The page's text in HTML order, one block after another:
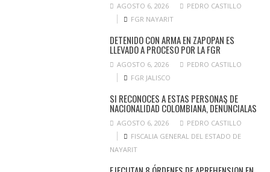
AGOSTO 6, 2026
PEDRO CASTILLO
FGR NAYARIT
DETENIDO CON ARMA EN ZAPOPAN ES
LLEVADO A PROCESO POR LA FGR
AGOSTO 6, 2026
PEDRO CASTILLO
FGR JALISCO
SI RECONOCES A ESTAS PERSONAS DE
NACIONALIDAD COLOMBIANA, DENÚNCIALAS
AGOSTO 6, 2026
PEDRO CASTILLO
FISCALIA GENERAL DEL ESTADO DE
NAYARIT